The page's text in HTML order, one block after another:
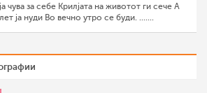
чува за себе Крилјата на животот ги сече А
ја нуди Во вечно утро се буди. .......